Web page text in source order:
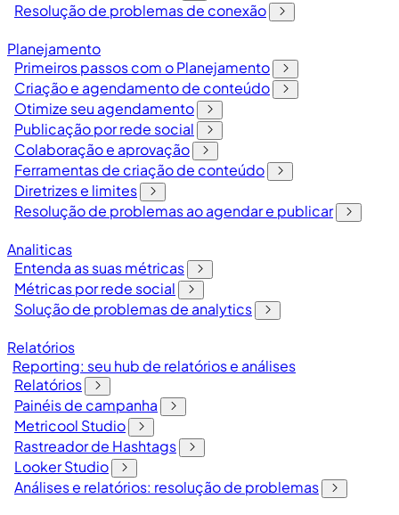
Resolução de problemas de conexão
Planejamento
Primeiros passos com o Planejamento
Criação e agendamento de conteúdo
Otimize seu agendamento
Publicação por rede social
Colaboração e aprovação
Ferramentas de criação de conteúdo
Diretrizes e limites
Resolução de problemas ao agendar e publicar
Analiticas
Entenda as suas métricas
Métricas por rede social
Solução de problemas de analytics
Relatórios
Reporting: seu hub de relatórios e análises
Relatórios
Painéis de campanha
Metricool Studio
Rastreador de Hashtags
Looker Studio
Análises e relatórios: resolução de problemas